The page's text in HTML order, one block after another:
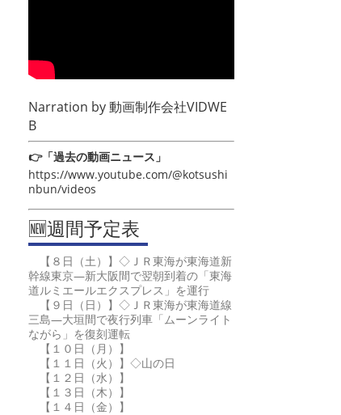
Narration by動画制作会社VIDWE
B
👉「過去の動画ニュース」
https://www.youtube.com/@kotsushi
nbun/videos
🆕週間予定表
【８日（土）】◇ＪＲ東海が東海道新
幹線東京―新大阪間で翌朝到着の「東海
道ルミエールエクスプレス」を運行
【９日（日）】◇ＪＲ東海が東海道線
三島―大垣間で夜行列車「ムーンライト
ながら」を復刻運転
【１０日（月）】
【１１日（火）】◇山の日
【１２日（水）】
【１３日（木）】
【１４日（金）】